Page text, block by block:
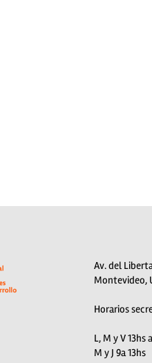
Av. del
Montevideo,
Horarios
L, M y V 13hs
M y J 9a 13hs